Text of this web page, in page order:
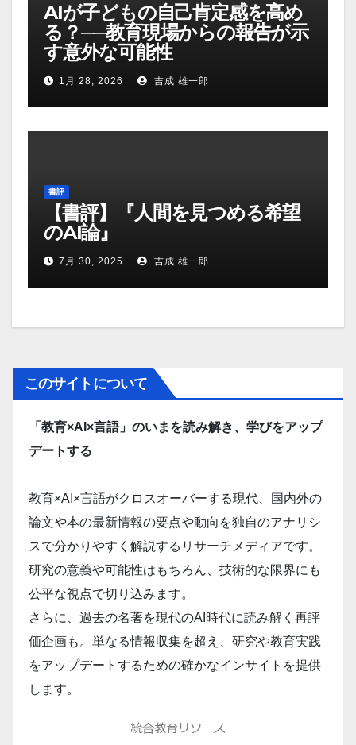
AIが子どもの自己肯定感を高め
る？──教育現場からの報告が示
す意外な可能性
1月 28, 2026 吉成 雄一郎
書評
【書評】『人間を見つめる希望
のAI論』
7月 30, 2025 吉成 雄一郎
このサイトについて
「教育×AI×言語」のいまを読み解き、学びをアップ
デートする
教育×AI×言語がクロスオーバーする現代、国内外の
論文や本の最新情報の要点や動向を独自のアナリシ
スで分かりやすく解説するリサーチメディアです。
研究の意義や可能性はもちろん、技術的な限界にも
公平な視点で切り込みます。
さらに、過去の名著を現代のAI時代に読み解く再評
価企画も。単なる情報収集を超え、研究や教育実践
をアップデートするための確かなインサイトを提供
します。